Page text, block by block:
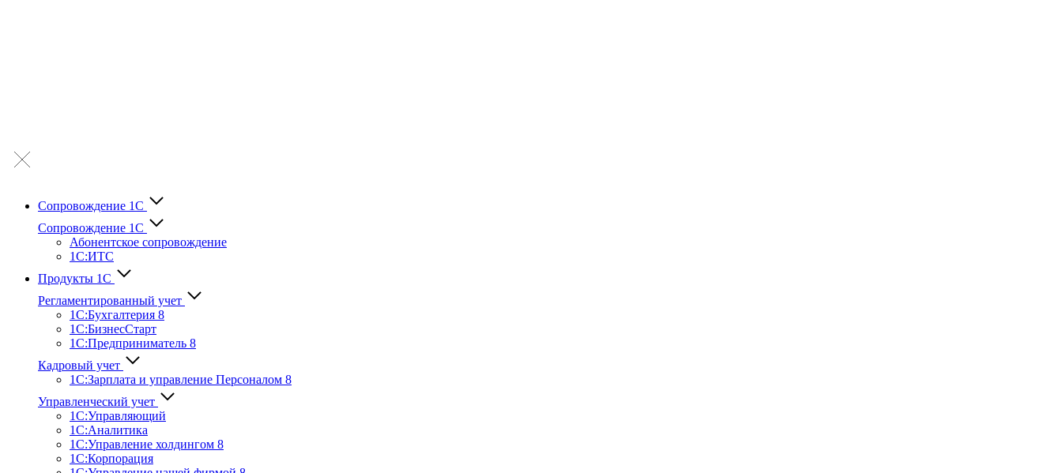
Сопровождение 1С
Сопровождение 1С
Абонентское сопровождение
1С:ИТС
Продукты 1С
Регламентированный учет
1C:Бухгалтерия 8
1С:БизнесСтарт
1C:Предприниматель 8
Кадровый учет
1С:Зарплата и управление Персона­лом 8
Управленческий учет
1С:Управляющий
1С:Аналитика
1С:Управление холдингом 8
1С:Корпорация